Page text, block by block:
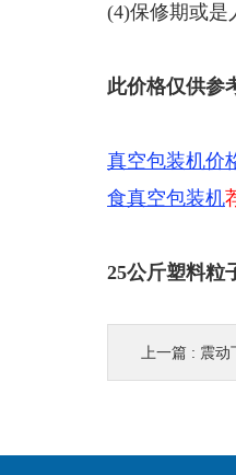
(4)保修期或是
此价格仅供参
真空包装机价
食真空包装机
25公斤塑料粒
上一篇 : 震动